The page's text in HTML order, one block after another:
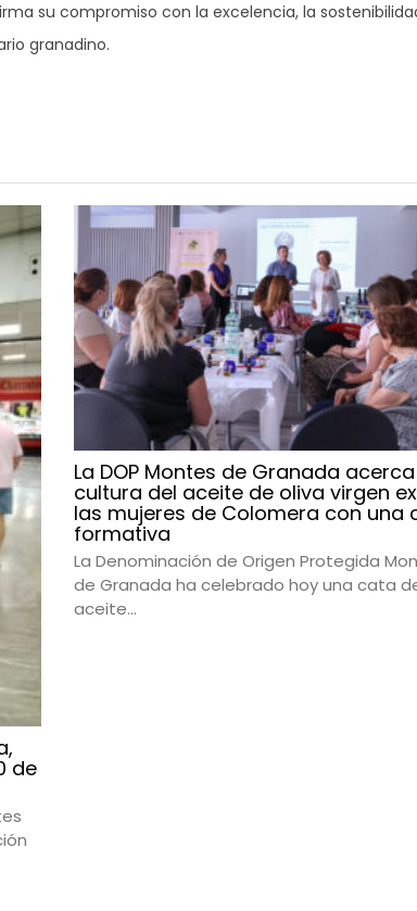
su compromiso con la excelencia, la
granadino.
de
La DOP Montes de Granada
cultura del aceite de oliva virgen
las mujeres de Colomera con una
formativa
La Denominación de Origen Protegida
de Granada ha celebrado hoy una cata
aceite...